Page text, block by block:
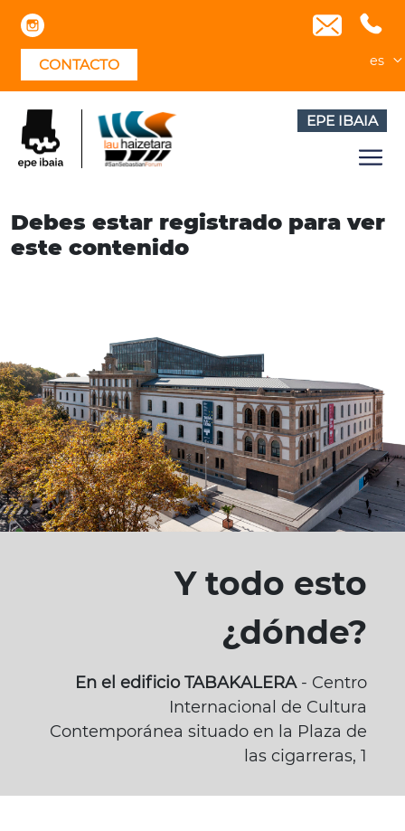
Skip
contentCONTACTO es
EPE IBAIA
Debes estar registrado para ver
este contenido
Y todo esto
¿dónde?
En el edificio TABAKALERA- Centro
Internacional de Cultura
Contemporánea situado en la Plaza de
las cigarreras, 1